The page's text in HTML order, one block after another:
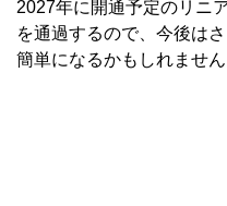
2027年に開通予定のリニ
を通過するので、今後は
簡単になるかもしれません